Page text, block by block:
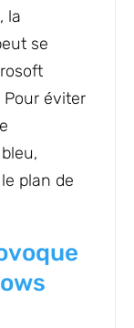
la
se
éviter
plan de